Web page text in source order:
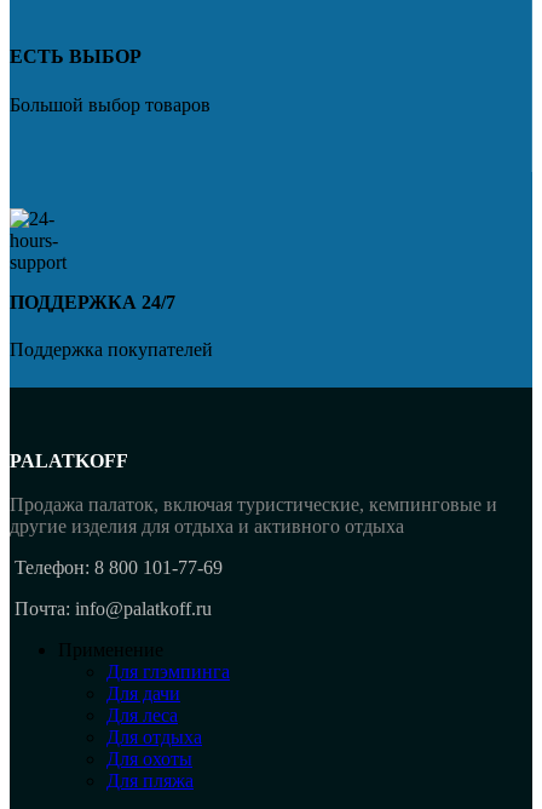
ЕСТЬ ВЫБОР
Большой выбор товаров
ПОДДЕРЖКА 24/7
Поддержка покупателей
PALATKOFF
Продажа палаток, включая туристические, кемпинговые и
другие изделия для отдыха и активного отдыха
Телефон: 8 800 101-77-69
Почта: info@palatkoff.ru
Применение
Для глэмпинга
Для дачи
Для леса
Для отдыха
Для охоты
Для пляжа